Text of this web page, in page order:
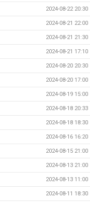
2024-08-22 20:30
2024-08-21 22:00
2024-08-21 21:30
2024-08-21 17:10
2024-08-20 20:30
2024-08-20 17:00
2024-08-19 15:00
2024-08-18 20:33
2024-08-18 18:30
2024-08-16 16:20
2024-08-15 21:00
2024-08-13 21:00
2024-08-13 11:00
2024-08-11 18:30